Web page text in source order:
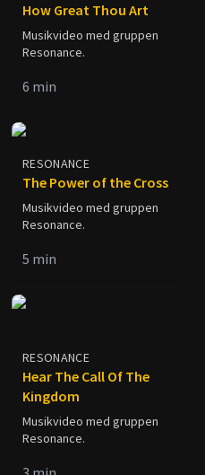
How Great Thou Art
Musikvideo med gruppen
Resonance.
6 min
RESONANCE
The Power of the Cross
Musikvideo med gruppen
Resonance.
5 min
RESONANCE
Hear The Call Of The
Kingdom
Musikvideo med gruppen
Resonance.